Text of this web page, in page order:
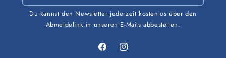
Du kannst den Newsletter jederzeit kostenlos über den
Abmeldelink in unseren E-Mails abbestellen.
FacebookInstagram